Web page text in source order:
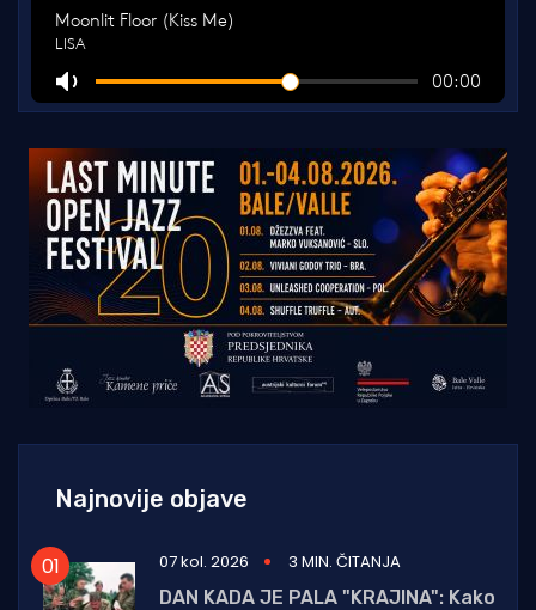
Najnovije objave
07 kol. 2026
3 MIN. ČITANJA
DAN KADA JE PALA "KRAJINA": Kako